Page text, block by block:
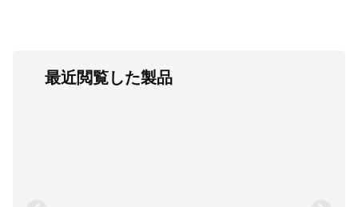
最近閲覧した製品